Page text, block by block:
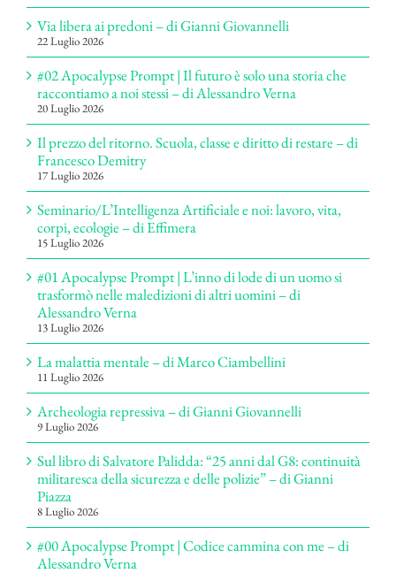
Via libera ai predoni – di Gianni Giovannelli
22 Luglio 2026
#02 Apocalypse Prompt | Il futuro è solo una storia che
raccontiamo a noi stessi – di Alessandro Verna
20 Luglio 2026
Il prezzo del ritorno. Scuola, classe e diritto di restare – di
Francesco Demitry
17 Luglio 2026
Seminario/L’Intelligenza Artificiale e noi: lavoro, vita,
corpi, ecologie – di Effimera
15 Luglio 2026
#01 Apocalypse Prompt | L’inno di lode di un uomo si
trasformò nelle maledizioni di altri uomini – di
Alessandro Verna
13 Luglio 2026
La malattia mentale – di Marco Ciambellini
11 Luglio 2026
Archeologia repressiva – di Gianni Giovannelli
9 Luglio 2026
Sul libro di Salvatore Palidda: “25 anni dal G8: continuità
militaresca della sicurezza e delle polizie” – di Gianni
Piazza
8 Luglio 2026
#00 Apocalypse Prompt | Codice cammina con me – di
Alessandro Verna